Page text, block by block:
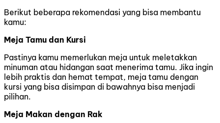
Berikut beberapa rekomendasi yang bisa membantu
kamu:
Meja Tamu dan Kursi
Pastinya kamu memerlukan meja untuk meletakkan
minuman atau hidangan saat menerima tamu. Jika ingin
lebih praktis dan hemat tempat, meja tamu dengan
kursi yang bisa disimpan di bawahnya bisa menjadi
pilihan.
Meja Makan dengan Rak